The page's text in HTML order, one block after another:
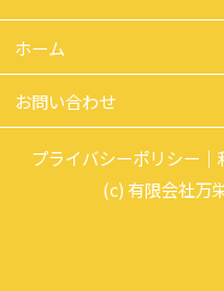
ホーム
お問い合わせ
プライバシーポリシー
(c) 有限会社万